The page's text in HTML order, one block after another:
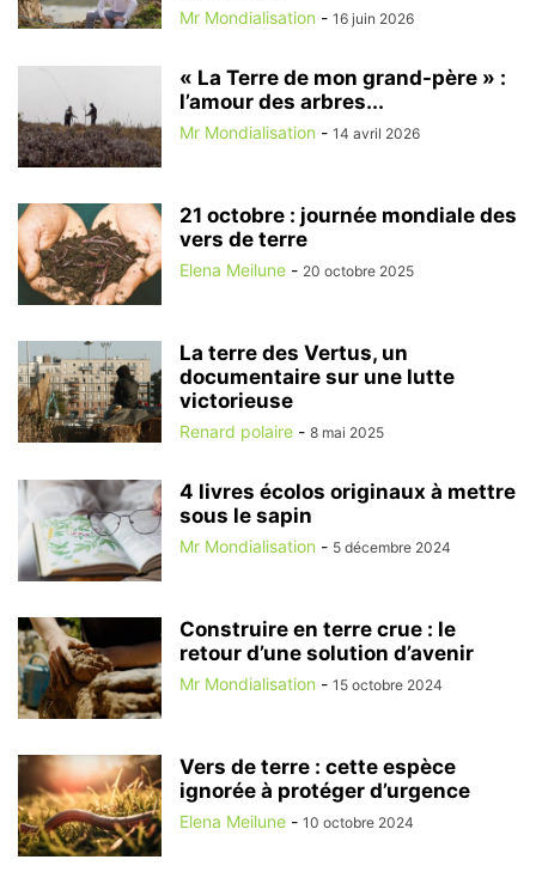
Mr Mondialisation - 16 juin 2026
« La Terre de mon grand-père » :
l’amour des arbres...
Mr Mondialisation - 14 avril 2026
21 octobre : journée mondiale des
vers de terre
Elena Meilune - 20 octobre 2025
La terre des Vertus, un
documentaire sur une lutte
victorieuse
Renard polaire - 8 mai 2025
4 livres écolos originaux à mettre
sous le sapin
Mr Mondialisation - 5 décembre 2024
Construire en terre crue : le
retour d’une solution d’avenir
Mr Mondialisation - 15 octobre 2024
Vers de terre : cette espèce
ignorée à protéger d’urgence
Elena Meilune - 10 octobre 2024